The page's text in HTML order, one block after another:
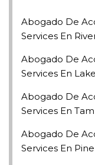
Abogado De
Services En
Abogado De
Services En
Abogado De
Services En
Abogado De
Services En